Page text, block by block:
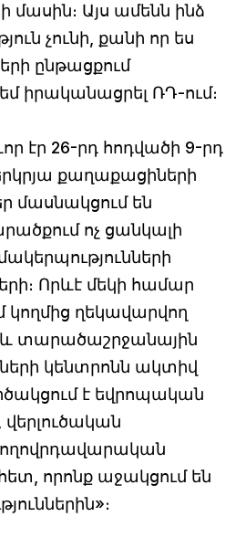
մասին։ Այս ամենն ինձ
չունի, քանի որ ես
ընթացքում
իրականացրել ՌԴ-ում։
էր 26-րդ հոդվածի 9-րդ
քաղաքացիների
մասնակցում են
ոչ ցանկալի
Որևէ մեկի համար
կողմից ղեկավարվող
և տարածաշրջանային
կենտրոնն ակտիվ
է եվրոպական
որոնք աջակցում են